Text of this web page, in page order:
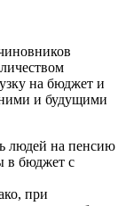
на бюджет и
и будущими
людей на пенсию
в бюджет с
при